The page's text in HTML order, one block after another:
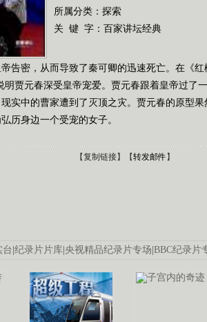
所属分类：探索
关 键 字： 百家讲坛经典
告密，从而导致了秦可卿的迅速死亡。在《
明贾元春深受皇帝宠爱。贾元春跟着皇帝过了
实中的曹家遭到了灭顶之灾。贾元春的原型
历身边一个受宠的女子。
【复制链接】【转发邮件】
台|纪录片片库|央视精品纪录片专场|BBC纪录片